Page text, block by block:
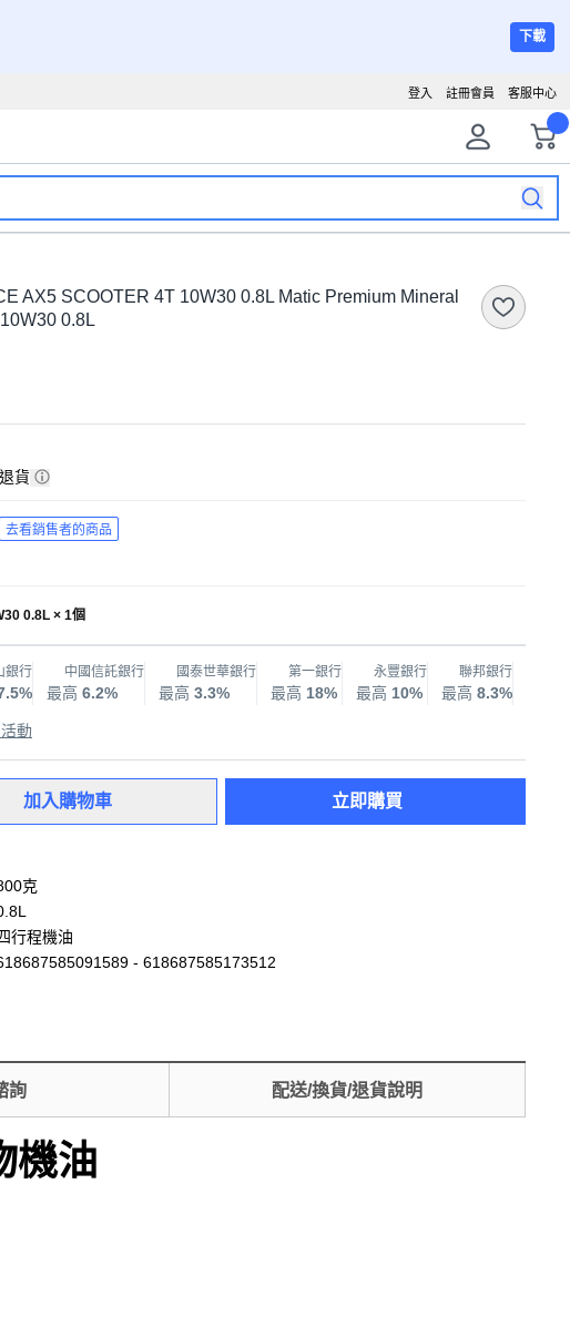
下載
客服中心
註冊會員
登入
AX5 SCOOTER 4T 10W30 0.8L Matic Premium Mineral
0.8L
貨
去看銷售者的商品
0.8L × 1個
銀行 中國信託銀行
最高 6.2%
國泰世華銀行
最高 3.3%
第一銀行
最高 18%
永豐銀行
最高 10%
聯邦銀行
最高 8.3%
動
加入購物車 立即購買
克
行程機油
- 618687585173512
詢 配送/換貨/退貨說明
機油